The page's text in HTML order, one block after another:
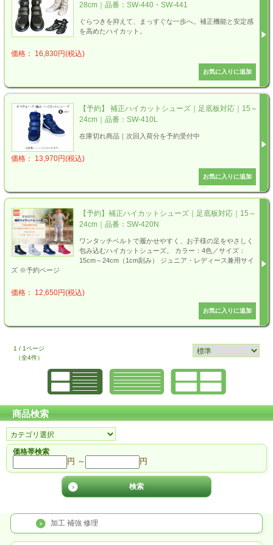
28cm｜品番：SW-440・SW-441
ぐらつきを抑えて、まっすぐな一歩へ。補正機能と安定感
を高めたハイカット。
価格： 16,830円(税込)
【予約】 補正ハイカットシューズ｜足底板対応｜15～
24cm｜品番：SW-410L
在庫切れ商品｜次回入荷分を予約受付中
価格： 13,970円(税込)
【予約】補正ハイカットシューズ｜足底板対応｜15～
24cm｜品番：SW-420N
ワンタッチベルトで履かせやすく、お子様の足をやさしく
包み込むハイカットシューズ。 カラー：4色／サイズ：
15cm～24cm（1cm刻み） ジュニア・レディース兼用サイ
ズ ※予約ページ
価格： 12,650円(税込)
1 / 1ページ
（全4件）
商品検索
価格帯検索
円 ～ 円
加工 補強 修理